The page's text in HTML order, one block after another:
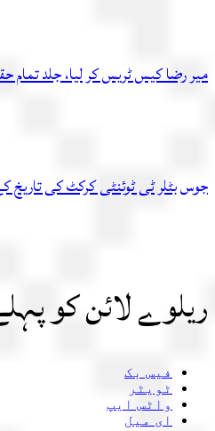
میر رضا کیس ٹریس کر لیا، جلد
جوس بٹلر ٹی ٹوئنٹی کرکٹ کی تاریخ
ریلوے لائن کو
فیس بک
ٹویٹر
واٹس ایپ
ای میل